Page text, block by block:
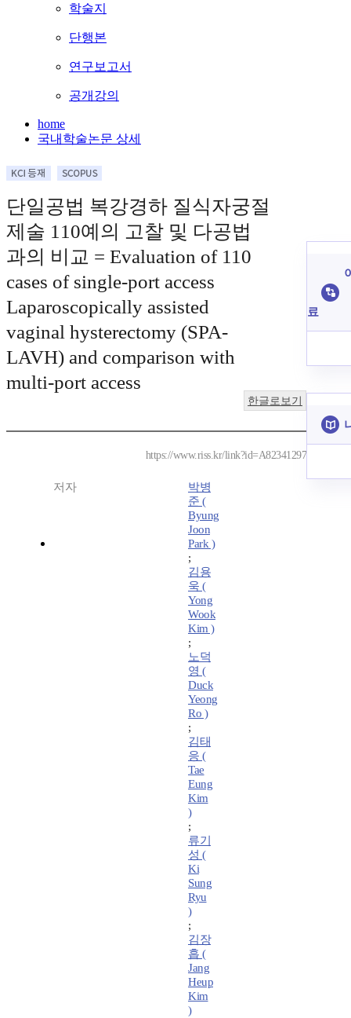
학술지
단행본
연구보고서
공개강의
home
국내학술논문 상세
단일공법 복강경하 질식자궁절
제술 110예의 고찰 및 다공법
과의 비교 = Evaluation of 110
cases of single-port access
Laparoscopically assisted
vaginal hysterectomy (SPA-
LAVH) and comparison with
multi-port access
한글로보기
https://www.riss.kr/link?id=A82341297
저자
박병
준 (
Byung
Joon
Park )
;
김용
욱 (
Yong
Wook
Kim )
;
노덕
영 (
Duck
Yeong
Ro )
;
김태
응 (
Tae
Eung
Kim
)
;
류기
성 (
Ki
Sung
Ryu
)
;
김장
흡 (
Jang
Heup
Kim
)
료